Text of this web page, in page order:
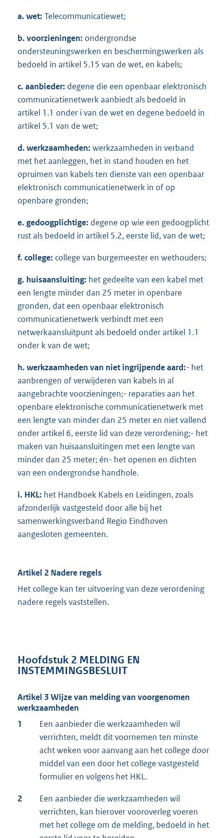
a. wet: Telecommunicatiewet;
b. voorzieningen: ondergrondse
ondersteuningswerken en beschermingswerken als
bedoeld in artikel 5.15 van de wet, en kabels;
c. aanbieder: degene die een openbaar elektronisch
communicatienetwerk aanbiedt als bedoeld in
artikel 1.1 onder i van de wet en degene bedoeld in
artikel 5.1 van de wet;
d. werkzaamheden: werkzaamheden in verband
met het aanleggen, het in stand houden en het
opruimen van kabels ten dienste van een openbaar
elektronisch communicatienetwerk in of op
openbare gronden;
e. gedoogplichtige: degene op wie een gedoogplicht
rust als bedoeld in artikel 5.2, eerste lid, van de wet;
f. college: college van burgemeester en wethouders;
g. huisaansluiting: het gedeelte van een kabel met
een lengte minder dan 25 meter in openbare
gronden, dat een openbaar elektronisch
communicatienetwerk verbindt met een
netwerkaansluitpunt als bedoeld onder artikel 1.1
onder k van de wet;
h. werkzaamheden van niet ingrijpende aard:- het
aanbrengen of verwijderen van kabels in al
aangebrachte voorzieningen;- reparaties aan het
openbare elektronische communicatienetwerk met
een lengte van minder dan 25 meter en niet vallend
onder artikel 6, eerste lid van deze verordening;- het
maken van huisaansluitingen met een lengte van
minder dan 25 meter; én- het openen en dichten
van een ondergrondse handhole.
i. HKL: het Handboek Kabels en Leidingen, zoals
afzonderlijk vastgesteld door alle bij het
samenwerkingsverband Regio Eindhoven
aangesloten gemeenten.
Artikel 2 Nadere regels
Het college kan ter uitvoering van deze verordening
nadere regels vaststellen.
Hoofdstuk 2 MELDING EN
INSTEMMINGSBESLUIT
Artikel 3 Wijze van melding van voorgenomen
werkzaamheden
1
Een aanbieder die werkzaamheden wil
verrichten, meldt dit voornemen ten minste
acht weken voor aanvang aan het college door
middel van een door het college vastgesteld
formulier en volgens het HKL.
2
Een aanbieder die werkzaamheden wil
verrichten, kan hierover vooroverleg voeren
met het college om de melding, bedoeld in het